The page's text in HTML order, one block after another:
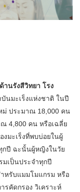
นรังสีวิทยา โรง
นมะเร็งแห่งชาติ ในปี
ม่ ประมาณ 18,000 คน
4,800 คน หรือเฉลี่ย
มะเร็งที่พบบ่อยในผู้
กปี ฉะนั้นผู้หญิงในวัย
มเป็นประจำทุกปี
หรับแมมโมแกรม หรือ
รคัดกรอง วิเคราะห์